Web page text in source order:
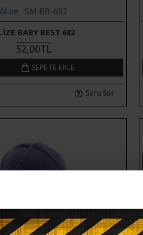
Alize SM-BB-682
BABY BEST 682
52,00TL
SEPETE EKLE
Soru Sor